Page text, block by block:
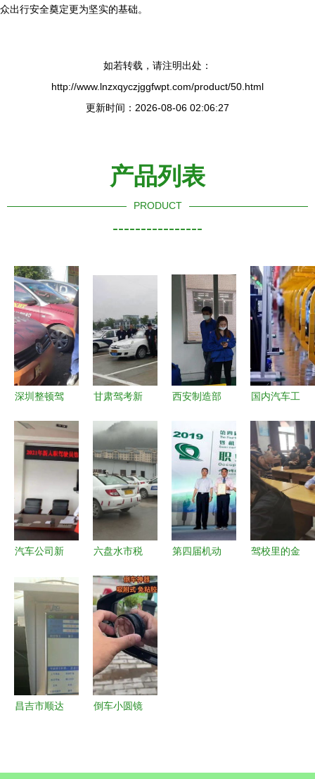
众出行安全奠定更为坚实的基础。
如若转载，请注明出处：
http://www.lnzxqyczjggfwpt.com/product/50.html
更新时间：2026-08-06 02:06:27
产品列表
PRODUCT
----------------
深圳整顿驾
为“学车热
浪”注入清
凉规范
甘肃驾考新
训后付费，
学员中途可
更换驾校
西安制造部
以赛促学砺
精兵，新员
工技能比武
展风采
国内汽车工
资车产地解
析
汽车公司新
培训 打造
专业安全的
机动车驾驶
员队伍
六盘水市税
力 减税降
费政策落地
生根，为驾
培行业减负
添活力
第四届机动
驾校里的金
昌吉市顺达
倒车小圆镜